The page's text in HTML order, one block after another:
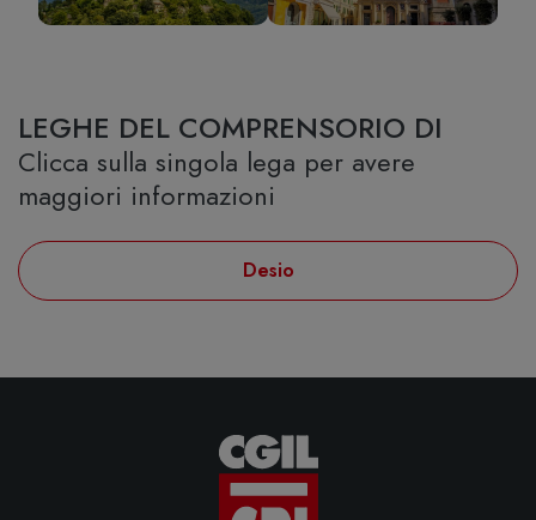
LEGHE DEL COMPRENSORIO DI
Clicca sulla singola lega per avere
maggiori informazioni
Desio